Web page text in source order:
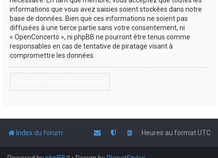
informations que vous avez saisies soient stockées dans notre
base de données. Bien que ces informations ne soient pas
diffusées à une tierce partie sans votre consentement, ni
« OpenConcerto », ni phpBB ne pourront être tenus comme
responsables en cas de tentative de piratage visant à
compromettre les données.
Index du forum Heures au formatUTC